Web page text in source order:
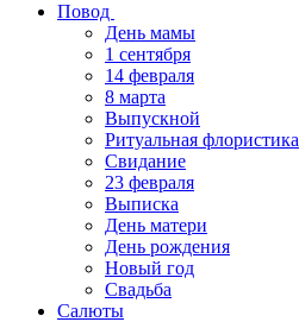
Повод
День мамы
1 сентября
14 февраля
8 марта
Выпускной
Ритуальная флористика
Свидание
23 февраля
Выписка
День матери
День рождения
Новый год
Свадьба
Салюты